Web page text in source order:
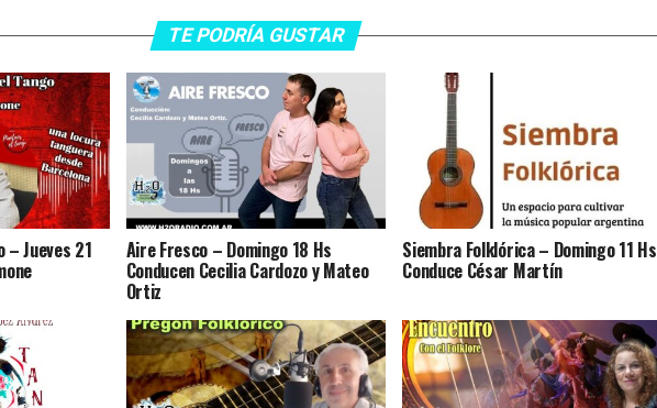
TE PODRÍA GUSTAR
– Jueves 21 Aire Fresco – Domingo 18 Hs
Conducen Cecilia Cardozo y Mateo
Ortiz
Siembra Folklórica – Domingo 11 Hs
Conduce César Martín